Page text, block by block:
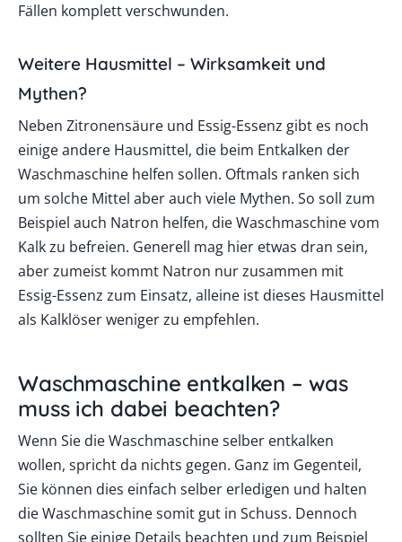
Fällen komplett verschwunden.
Weitere Hausmittel – Wirksamkeit und
Mythen?
Neben Zitronensäure und Essig-Essenz gibt es noch
einige andere Hausmittel, die beim Entkalken der
Waschmaschine helfen sollen. Oftmals ranken sich
um solche Mittel aber auch viele Mythen. So soll zum
Beispiel auch Natron helfen, die Waschmaschine vom
Kalk zu befreien. Generell mag hier etwas dran sein,
aber zumeist kommt Natron nur zusammen mit
Essig-Essenz zum Einsatz, alleine ist dieses Hausmittel
als Kalklöser weniger zu empfehlen.
Waschmaschine entkalken – was
muss ich dabei beachten?
Wenn Sie die Waschmaschine selber entkalken
wollen, spricht da nichts gegen. Ganz im Gegenteil,
Sie können dies einfach selber erledigen und halten
die Waschmaschine somit gut in Schuss. Dennoch
sollten Sie einige Details beachten und zum Beispiel